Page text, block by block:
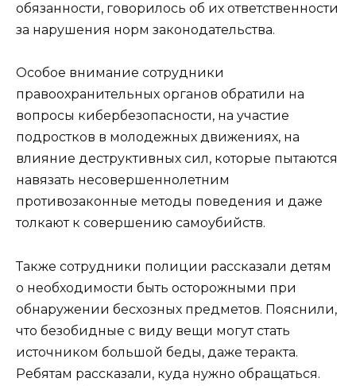
обязанности, говорилось об их ответственности
за нарушения норм законодательства.
Особое внимание сотрудники
правоохранительных органов обратили на
вопросы кибербезопасности, на участие
подростков в молодежных движениях, на
влияние деструктивных сил, которые пытаются
навязать несовершеннолетним
противозаконные методы поведения и даже
толкают к совершению самоубийств.
Также сотрудники полиции рассказали детям
о необходимости быть осторожными при
обнаружении бесхозных предметов. Пояснили,
что безобидные с виду вещи могут стать
источником большой беды, даже теракта.
Ребятам рассказали, куда нужно обращаться.